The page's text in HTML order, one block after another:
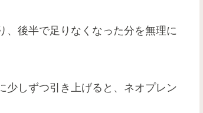
、後半で足りなくなった分を無理に
少しずつ引き上げると、ネオプレン